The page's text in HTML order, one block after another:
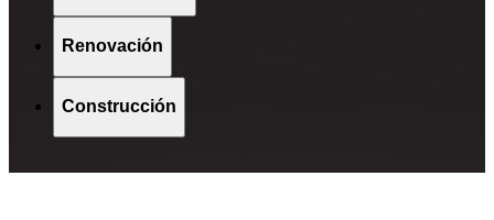
Renovación
Construcción